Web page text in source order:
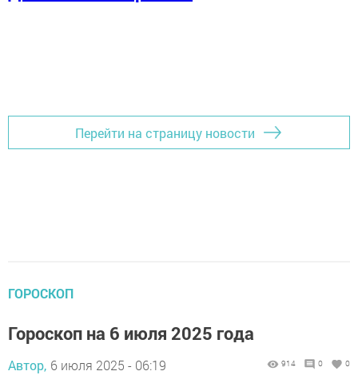
Перейти на страницу новости
ГОРОСКОП
Гороскоп на 6 июля 2025 года
Автор, 6 июля 2025 - 06:19 914 0 0